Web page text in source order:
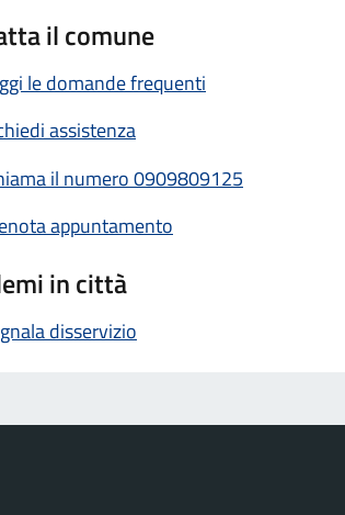
il comune
le domande frequenti
assistenza
il numero 0909809125
appuntamento
in città
disservizio